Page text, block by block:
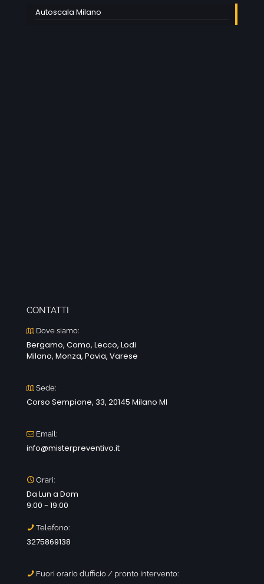
Autoscala Milano
CONTATTI
Dove siamo:
Bergamo, Como, Lecco, Lodi
Milano, Monza, Pavia, Varese
Sede:
Corso Sempione, 33, 20145 Milano MI
Email:
info@misterpreventivo.it
Orari:
Da Lun a Dom
9:00 - 19:00
Telefono:
3275869138
Fuori orario d’ufficio / pronto intervento: